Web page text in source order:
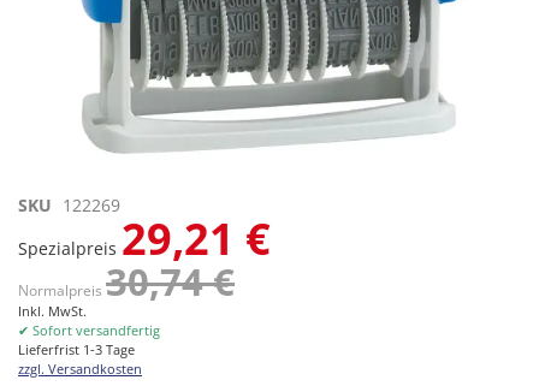
Zum
der
springen
SKU 122269
Spezialpreis 29,21 €
Normalpreis 30,74 €
Inkl. MwSt.
✔ Sofort versandfertig
Lieferfrist 1-3 Tage
zzgl. Versandkosten